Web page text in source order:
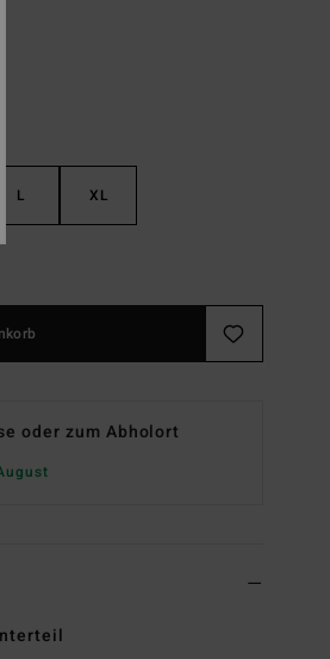
L XL
oder zum Abholort